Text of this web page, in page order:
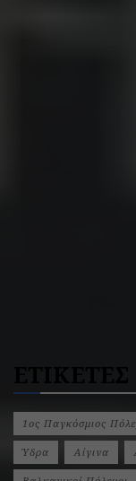
1ος Παγκόσμιος
Ύδρα Αίγινα